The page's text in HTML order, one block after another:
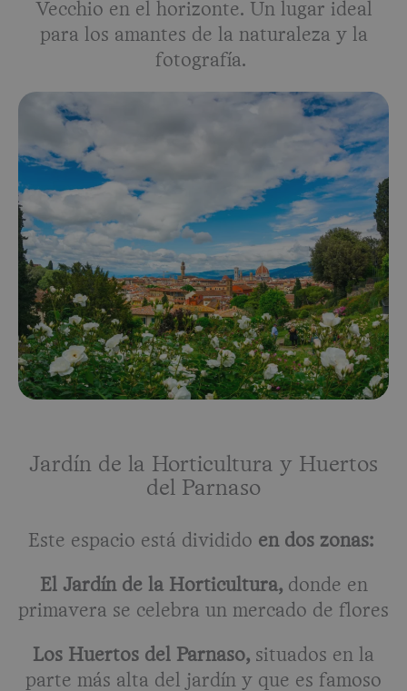
Vecchio en el horizonte. Un lugar ideal
para los amantes de la naturaleza y la
fotografía.
Gratuito.
Jardín de la Horticultura y Huertos
del Parnaso
Este espacio está dividido en dos zonas:
El Jardín de la Horticultura,donde en
primavera se celebra un mercado de flores
Los Huertos del Parnaso, situados en la
parte más alta del jardín y que es famoso